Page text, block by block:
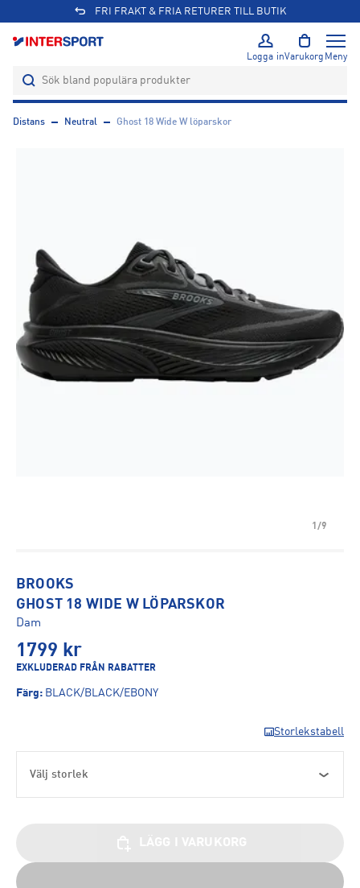
FRI FRAKT & FRIA RETURER TILL BUTIK
Logga inVarukorg Meny
Distans Neutral Ghost 18 Wide W löparskor
1/9
BROOKS
GHOST 18 WIDE W LÖPARSKOR
Dam
1799 kr
EXKLUDERAD FRÅN RABATTER
Färg: BLACK/BLACK/EBONY
Storlekstabell
Välj storlek